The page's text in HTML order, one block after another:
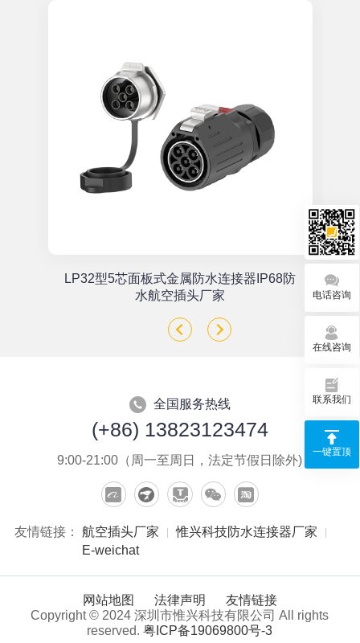
LP32型5芯面板式金属防水连接器IP68防
水航空插头厂家
全国服务热线
(+86) 13823123474
9:00-21:00（周一至周日，法定节假日除外)
友情链接： 航空插头厂家
惟兴科技防水连接器厂家
E-weichat
网站地图 法律声明
友情链接
Copyright © 2024 深圳市惟兴科技有限公司 All rights
reserved.粤ICP备19069800号-3
电话咨询
在线咨询
联系我们
一键置顶